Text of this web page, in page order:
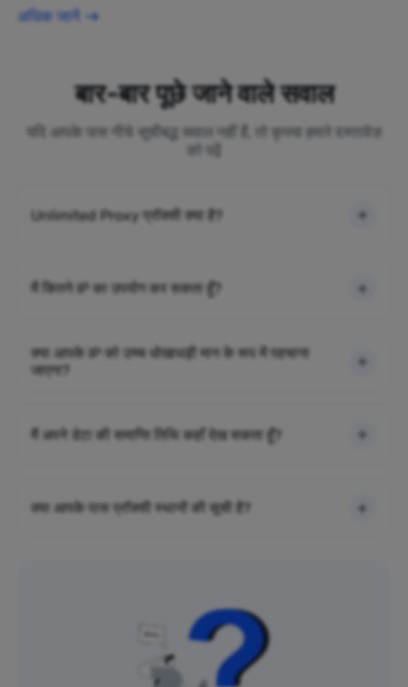
अधिक जानें
बार-बार पूछे जाने वाले सवाल
यदि आपके पास नीचे सूचीबद्ध सवाल नहीं हैं, तो कृपया हमारे दस्तावेज़
को पढ़ें
Unlimited Proxy प्रॉक्सी क्या है?
मैं कितने IP का उपयोग कर सकता हूँ?
क्या आपके IP को उच्च धोखाधड़ी मान के रूप में पहचाना
जाएगा?
मैं अपने डेटा की समाप्ति तिथि कहाँ देख सकता हूँ?
क्या आपके पास प्रॉक्सी स्थानों की सूची है?